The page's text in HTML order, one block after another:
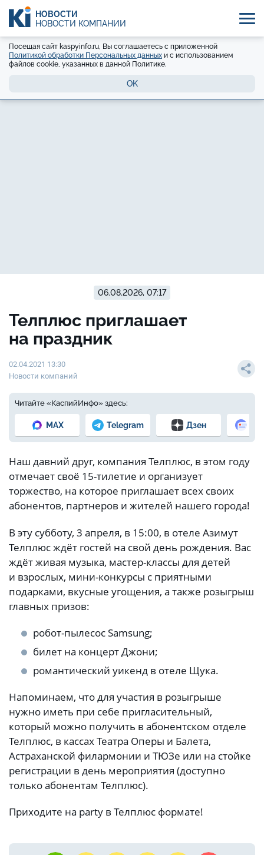
НОВОСТИ
НОВОСТИ КОМПАНИЙ
Посещая сайт kaspyinfo.ru, Вы соглашаетесь с приложенной
Политикой обработки Персональных данных и с использованием
файлов cookie, указанных в данной Политике.
OK
06.08.2026, 07:17
Телплюс приглашает
на праздник
02.04.2021 13:30
Новости компаний
Читайте «КаспийИнфо» здесь:
MAX Telegram Дзен
Наш давний друг, компания Телплюс, в этом году
отмечает своё 15-тилетие и организует
торжество, на которое приглашает всех своих
абонентов, партнеров и жителей нашего города!
В эту субботу, 3 апреля, в 15:00, в отеле Азимут
Телплюс ждёт гостей на свой день рождения. Вас
ждёт живая музыка, мастер-классы для детей
и взрослых, мини-конкурсы с приятными
подарками, вкусные угощения, а также розыгрыш
главных призов:
робот-пылесос Samsung;
билет на концерт Джони;
романтический уикенд в отеле Щука.
Напоминаем, что для участия в розыгрыше
нужно иметь при себе пригласительный,
который можно получить в абонентском отделе
Телплюс, в кассах Театра Оперы и Балета,
Астраханской филармонии и ТЮЗе или на стойке
регистрации в день мероприятия (доступно
только абонентам Телплюс).
Приходите на party в Телплюс формате!